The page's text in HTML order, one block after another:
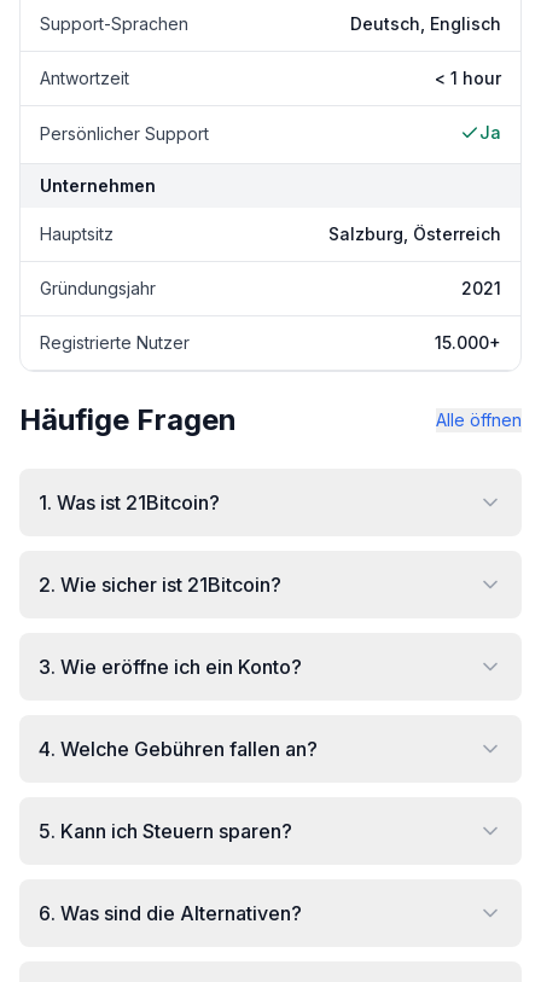
Support-Sprachen Deutsch, Englisch
Antwortzeit < 1 hour
Persönlicher Support Ja
Unternehmen
Hauptsitz Salzburg, Österreich
Gründungsjahr 2021
Registrierte Nutzer 15.000+
Häufige Fragen Alle öffnen
1. Was ist 21Bitcoin?
2. Wie sicher ist 21Bitcoin?
3. Wie eröffne ich ein Konto?
4. Welche Gebühren fallen an?
5. Kann ich Steuern sparen?
6. Was sind die Alternativen?